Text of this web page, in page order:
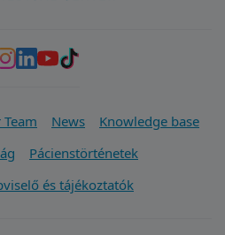
News
Knowledge base
Pácienstörténetek
és tájékoztatók